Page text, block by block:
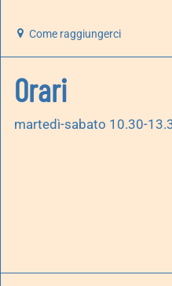
Come raggiungerci
Orari
martedì-sabato 10.30-